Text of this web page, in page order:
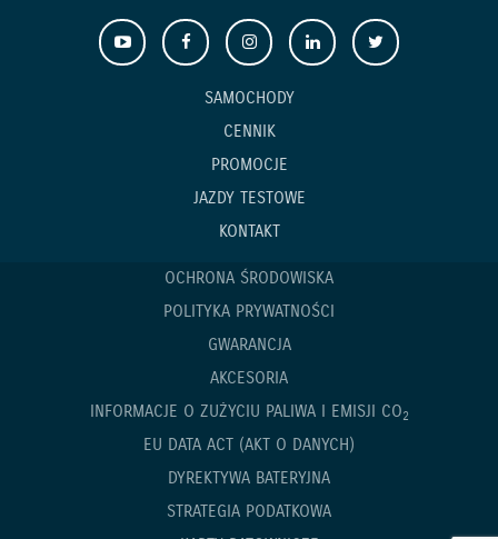
SAMOCHODY
CENNIK
PROMOCJE
JAZDY TESTOWE
KONTAKT
OCHRONA ŚRODOWISKA
POLITYKA PRYWATNOŚCI
GWARANCJA
AKCESORIA
INFORMACJE O ZUŻYCIU PALIWA I EMISJI CO2
EU DATA ACT (AKT O DANYCH)
DYREKTYWA BATERYJNA
STRATEGIA PODATKOWA